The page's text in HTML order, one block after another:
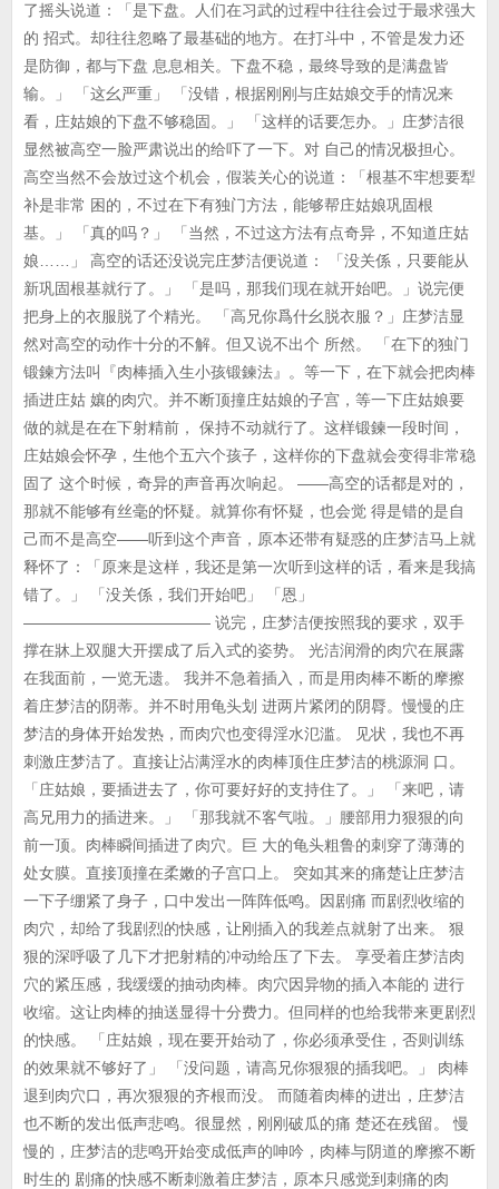
了摇头说道：「是下盘。人们在习武的过程中往往会过于最求强大
的 招式。却往往忽略了最基础的地方。在打斗中，不管是发力还
是防御，都与下盘 息息相关。下盘不稳，最终导致的是满盘皆
输。」 「这幺严重」 「没错，根据刚刚与庄姑娘交手的情况来
看，庄姑娘的下盘不够稳固。」 「这样的话要怎办。」庄梦洁很
显然被高空一脸严肃说出的给吓了一下。对 自己的情况极担心。
高空当然不会放过这个机会，假装关心的说道：「根基不牢想要犁
补是非常 困的，不过在下有独门方法，能够帮庄姑娘巩固根
基。」 「真的吗？」 「当然，不过这方法有点奇异，不知道庄姑
娘……」 高空的话还没说完庄梦洁便说道： 「没关係，只要能从
新巩固根基就行了。」 「是吗，那我们现在就开始吧。」说完便
把身上的衣服脱了个精光。 「高兄你爲什幺脱衣服？」庄梦洁显
然对高空的动作十分的不解。但又说不出个 所然。 「在下的独门
锻鍊方法叫『肉棒插入生小孩锻鍊法』。等一下，在下就会把肉棒
插进庄姑 孃的肉穴。并不断顶撞庄姑娘的子宫，等一下庄姑娘要
做的就是在在下射精前， 保持不动就行了。这样锻鍊一段时间，
庄姑娘会怀孕，生他个五六个孩子，这样你的下盘就会变得非常稳
固了 这个时候，奇异的声音再次响起。 ——高空的话都是对的，
那就不能够有丝毫的怀疑。就算你有怀疑，也会觉 得是错的是自
己而不是高空——听到这个声音，原本还带有疑惑的庄梦洁马上就
释怀了：「原来是这样，我还是第一次听到这样的话，看来是我搞
错了。」 「没关係，我们开始吧」 「恩」
———————————— 说完，庄梦洁便按照我的要求，双手
撑在牀上双腿大开摆成了后入式的姿势。 光洁润滑的肉穴在展露
在我面前，一览无遗。 我并不急着插入，而是用肉棒不断的摩擦
着庄梦洁的阴蒂。并不时用龟头划 进两片紧闭的阴脣。慢慢的庄
梦洁的身体开始发热，而肉穴也变得淫水氾滥。 见状，我也不再
刺激庄梦洁了。直接让沾满淫水的肉棒顶住庄梦洁的桃源洞 口。
「庄姑娘，要插进去了，你可要好好的支持住了。」 「来吧，请
高兄用力的插进来。」 「那我就不客气啦。」腰部用力狠狠的向
前一顶。肉棒瞬间插进了肉穴。巨 大的龟头粗鲁的刺穿了薄薄的
处女膜。直接顶撞在柔嫩的子宫口上。 突如其来的痛楚让庄梦洁
一下子绷紧了身子，口中发出一阵阵低鸣。因剧痛 而剧烈收缩的
肉穴，却给了我剧烈的快感，让刚插入的我差点就射了出来。 狠
狠的深呼吸了几下才把射精的冲动给压了下去。 享受着庄梦洁肉
穴的紧压感，我缓缓的抽动肉棒。肉穴因异物的插入本能的 进行
收缩。这让肉棒的抽送显得十分费力。但同样的也给我带来更剧烈
的快感。 「庄姑娘，现在要开始动了，你必须承受住，否则训练
的效果就不够好了」 「没问题，请高兄你狠狠的插我吧。」 肉棒
退到肉穴口，再次狠狠的齐根而没。 而随着肉棒的进出，庄梦洁
也不断的发出低声悲鸣。很显然，刚刚破瓜的痛 楚还在残留。 慢
慢的，庄梦洁的悲鸣开始变成低声的呻吟，肉棒与阴道的摩擦不断
时生的 剧痛的快感不断刺激着庄梦洁，原本只感觉到刺痛的肉